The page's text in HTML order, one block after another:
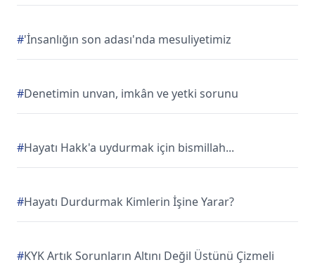
#'İnsanlığın son adası'nda mesuliyetimiz
#Denetimin unvan, imkân ve yetki sorunu
#Hayatı Hakk'a uydurmak için bismillah...
#Hayatı Durdurmak Kimlerin İşine Yarar?
#KYK Artık Sorunların Altını Değil Üstünü Çizmeli